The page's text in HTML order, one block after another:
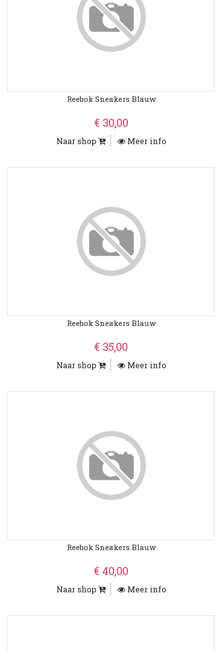
Reebok Sneakers Blauw
€ 30,00
Naar shop Meer info
Reebok Sneakers Blauw
€ 35,00
Naar shop Meer info
Reebok Sneakers Blauw
€ 40,00
Naar shop Meer info